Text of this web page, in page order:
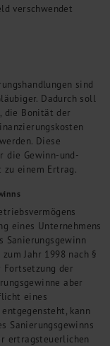
verschwendet
sind
Dadurch soll
die Bonität der
Diese
die Gewinn-und-
einem Ertrag.
eines Unternehmens
Sanierungsgewinn
Jahr 1998 nach §
Fortsetzung der
aber
eines
kann
Sanierungsgewinns
ertragsteuerlichen